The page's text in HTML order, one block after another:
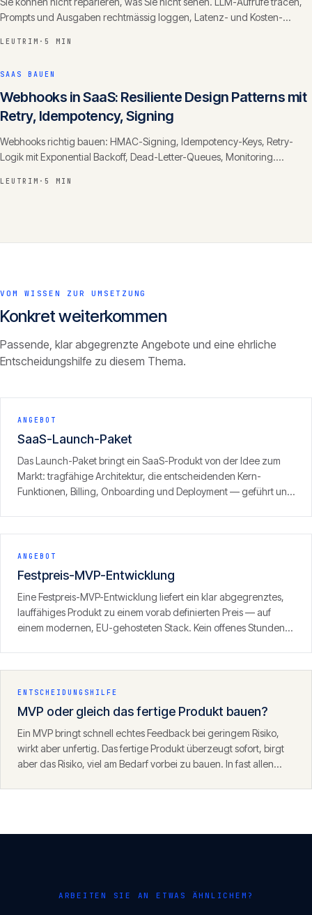
Prompts und Ausgaben rechtmässig loggen, Latenz- und Kosten-
LEUTRIM · 5 MIN
SAAS BAUEN
Webhooks in SaaS: Resiliente Design Patterns mit
Retry, Idempotency, Signing
Webhooks richtig bauen: HMAC-Signing, Idempotency-Keys, Retry-
Logik mit Exponential Backoff, Dead-Letter-Queues, Monitoring.
LEUTRIM · 5 MIN
VOM WISSEN ZUR UMSETZUNG
Konkret weiterkommen
Passende, klar abgegrenzte Angebote und eine ehrliche
Entscheidungshilfe zu diesem Thema.
ANGEBOT
SaaS-Launch-Paket
Das Launch-Paket bringt ein SaaS-Produkt von der Idee zum
Markt: tragfähige Architektur, die entscheidenden Kern-
Funktionen, Billing, Onboarding und Deployment — geführt und
Umsatz erzeugen kann.
ANGEBOT
Festpreis-MVP-Entwicklung
Eine Festpreis-MVP-Entwicklung liefert ein klar abgegrenztes,
lauffähiges Produkt zu einem vorab definierten Preis — auf
einem modernen, EU-gehosteten Stack. Kein offenes Stunden-
ENTSCHEIDUNGSHILFE
MVP oder gleich das fertige Produkt bauen?
Ein MVP bringt schnell echtes Feedback bei geringem Risiko,
wirkt aber unfertig. Das fertige Produkt überzeugt sofort, birgt
aber das Risiko, viel am Bedarf vorbei zu bauen. In fast allen
ARBEITEN SIE AN ETWAS ÄHNLICHEM?